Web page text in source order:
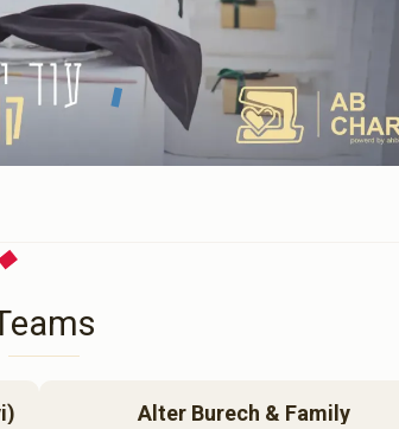
Alter Burech & Family